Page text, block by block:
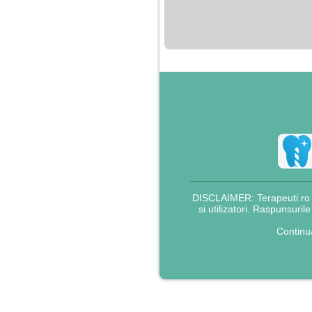
pentru bani.
DISCLAIMER:
si utilizatori.